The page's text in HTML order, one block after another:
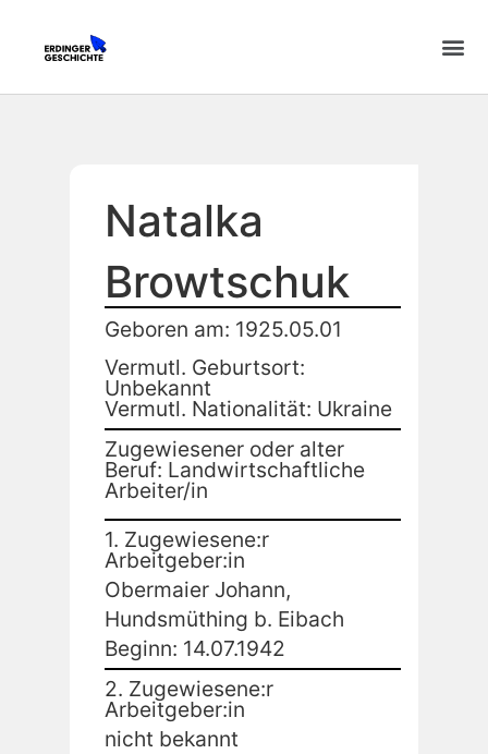
Natalka
Browtschuk
Geboren am: 1925.05.01
Vermutl. Geburtsort:
Unbekannt
Vermutl. Nationalität: Ukraine
Zugewiesener oder alter
Beruf: Landwirtschaftliche
Arbeiter/in
1. Zugewiesene:r
Arbeitgeber:in
Obermaier Johann,
Hundsmüthing b. Eibach
Beginn: 14.07.1942
2. Zugewiesene:r
Arbeitgeber:in
nicht bekannt